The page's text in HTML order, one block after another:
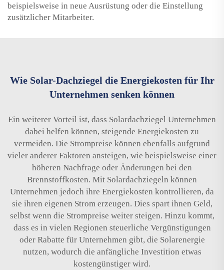
beispielsweise in neue Ausrüstung oder die Einstellung
zusätzlicher Mitarbeiter.
Wie Solar-Dachziegel die Energiekosten für Ihr
Unternehmen senken können
Ein weiterer Vorteil ist, dass Solardachziegel Unternehmen
dabei helfen können, steigende Energiekosten zu
vermeiden. Die Strompreise können ebenfalls aufgrund
vieler anderer Faktoren ansteigen, wie beispielsweise einer
höheren Nachfrage oder Änderungen bei den
Brennstoffkosten. Mit Solardachziegeln können
Unternehmen jedoch ihre Energiekosten kontrollieren, da
sie ihren eigenen Strom erzeugen. Dies spart ihnen Geld,
selbst wenn die Strompreise weiter steigen. Hinzu kommt,
dass es in vielen Regionen steuerliche Vergünstigungen
oder Rabatte für Unternehmen gibt, die Solarenergie
nutzen, wodurch die anfängliche Investition etwas
kostengünstiger wird.